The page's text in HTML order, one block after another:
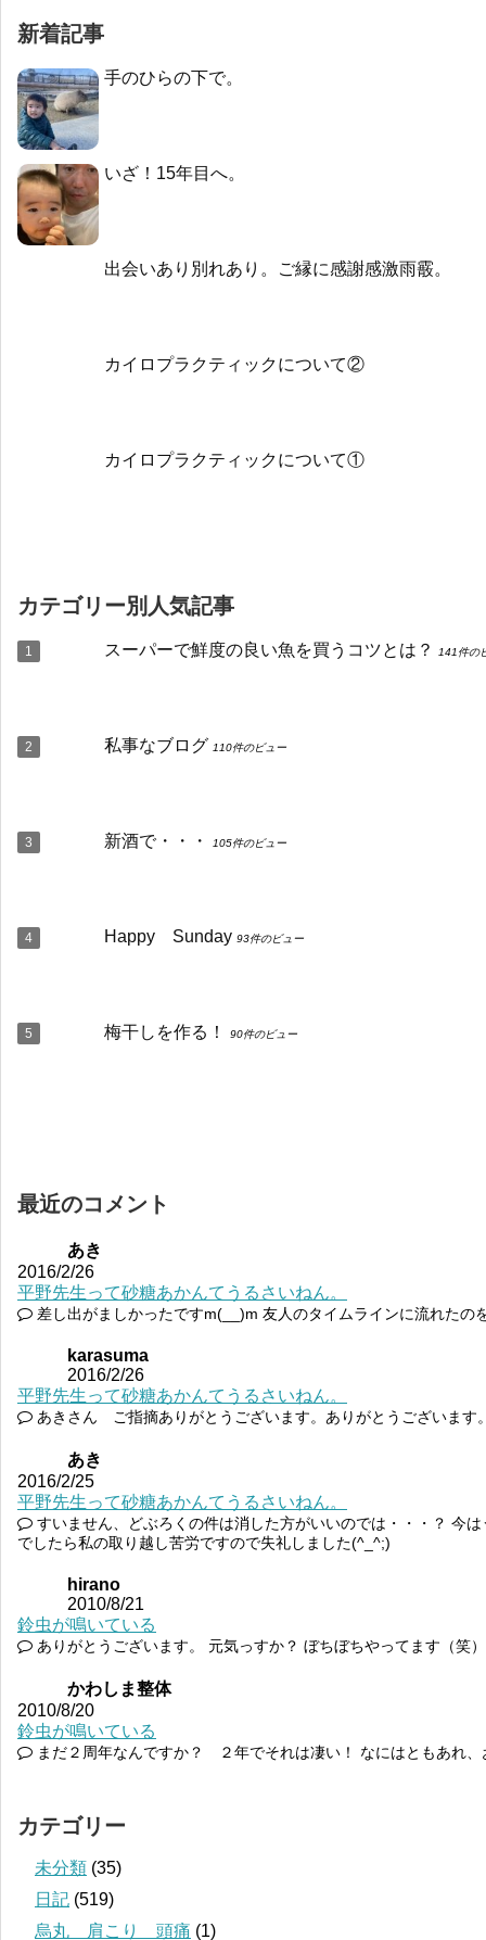
新着記事
手のひらの下で。
いざ！15年目へ。
出会いあり別れあり。ご縁に感謝感激雨霰。
カイロプラクティックについて②
カイロプラクティックについて①
カテゴリー別人気記事
スーパーで鮮度の良い魚を買うコツとは？ 141件の
私事なブログ 110件のビュー
新酒で・・・ 105件のビュー
Happy Sunday 93件のビュー
梅干しを作る！ 90件のビュー
最近のコメント
あき
2016/2/26
平野先生って砂糖あかんてうるさいねん。
差し出がましかったですm(__)m 友人のタイムラインに流れたの
karasuma
2016/2/26
平野先生って砂糖あかんてうるさいねん。
あきさん ご指摘ありがとうございます。ありがとうございます
あき
2016/2/25
平野先生って砂糖あかんてうるさいねん。
すいません、どぶろくの件は消した方がいいのでは・・・？ 今
でしたら私の取り越し苦労ですので失礼しました(^_^;)
hirano
2010/8/21
鈴虫が鳴いている
ありがとうございます。 元気っすか？ ぼちぼちやってます（笑）
かわしま整体
2010/8/20
鈴虫が鳴いている
まだ２周年なんですか？ ２年でそれは凄い！ なにはともあれ
カテゴリー
未分類 (35)
日記 (519)
烏丸 肩こり 頭痛 (1)